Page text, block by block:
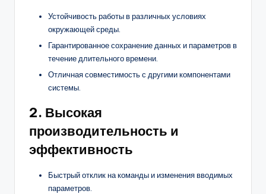
Устойчивость работы в различных условиях
окружающей среды.
Гарантированное сохранение данных и параметров в
течение длительного времени.
Отличная совместимость с другими компонентами
системы.
2. Высокая
производительность и
эффективность
Быстрый отклик на команды и изменения вводимых
параметров.